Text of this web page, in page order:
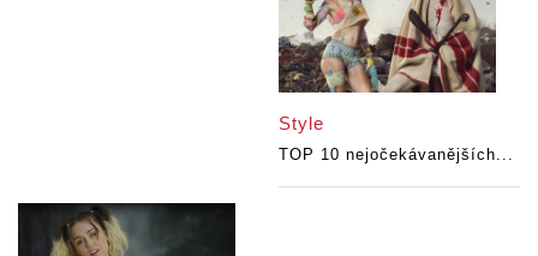
Style
TOP 10 nejočekávanějších...